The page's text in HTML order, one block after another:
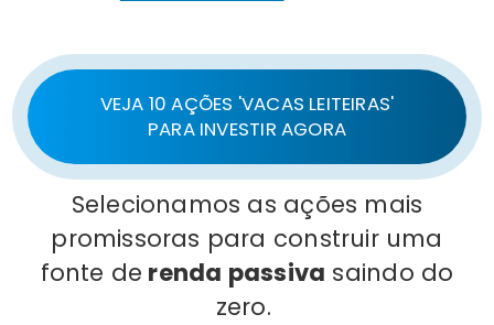
VEJA 10 AÇÕES 'VACAS LEITEIRAS'
PARA INVESTIR AGORA
Selecionamos as ações mais
promissoras para construir uma
fonte de renda passiva saindo do
zero.